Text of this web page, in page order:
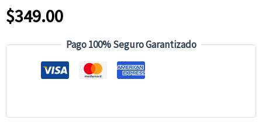
$349.00
Pago 100% Seguro Garantizado